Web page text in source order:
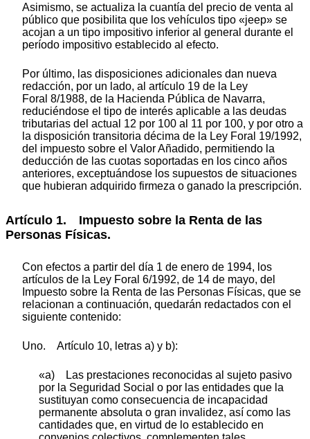
Asimismo, se actualiza la cuantía del precio de venta al
público que posibilita que los vehículos tipo «jeep» se
acojan a un tipo impositivo inferior al general durante el
período impositivo establecido al efecto.
Por último, las disposiciones adicionales dan nueva
redacción, por un lado, al artículo 19 de la Ley
Foral 8/1988, de la Hacienda Pública de Navarra,
reduciéndose el tipo de interés aplicable a las deudas
tributarias del actual 12 por 100 al 11 por 100, y por otro a
la disposición transitoria décima de la Ley Foral 19/1992,
del impuesto sobre el Valor Añadido, permitiendo la
deducción de las cuotas soportadas en los cinco años
anteriores, exceptuándose los supuestos de situaciones
que hubieran adquirido firmeza o ganado la prescripción.
Artículo 1. Impuesto sobre la Renta de las
Personas Físicas.
Con efectos a partir del día 1 de enero de 1994, los
artículos de la Ley Foral 6/1992, de 14 de mayo, del
Impuesto sobre la Renta de las Personas Físicas, que se
relacionan a continuación, quedarán redactados con el
siguiente contenido:
Uno. Artículo 10, letras a) y b):
«a) Las prestaciones reconocidas al sujeto pasivo
por la Seguridad Social o por las entidades que la
sustituyan como consecuencia de incapacidad
permanente absoluta o gran invalidez, así como las
cantidades que, en virtud de lo establecido en